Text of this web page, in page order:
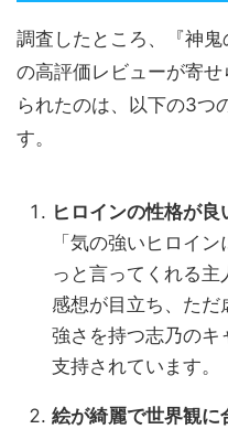
調査したところ、『神鬼
の高評価レビューが寄
られたのは、以下の3つ
す。
ヒロインの性格が良
「気の強いヒロイ
っと言ってくれる
感想が目立ち、た
強さを持つ志乃のキ
支持されています。
絵が綺麗で世界観に